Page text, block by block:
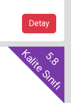
Detay
5.8
Kalite Sınıfı